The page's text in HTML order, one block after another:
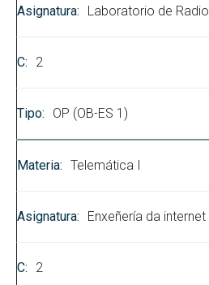
Laboratorio de Radio
2
OP (OB-ES 1)
Telemática I
Enxeñería da internet
2